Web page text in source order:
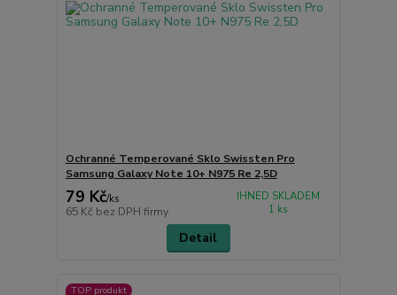
Ochranné Temperované Sklo Swissten Pro
Samsung Galaxy Note 10+ N975 Re 2,5D
79 Kč/ks
65 Kč bez DPH firmy
IHNED SKLADEM
1 ks
Detail
TOP produkt